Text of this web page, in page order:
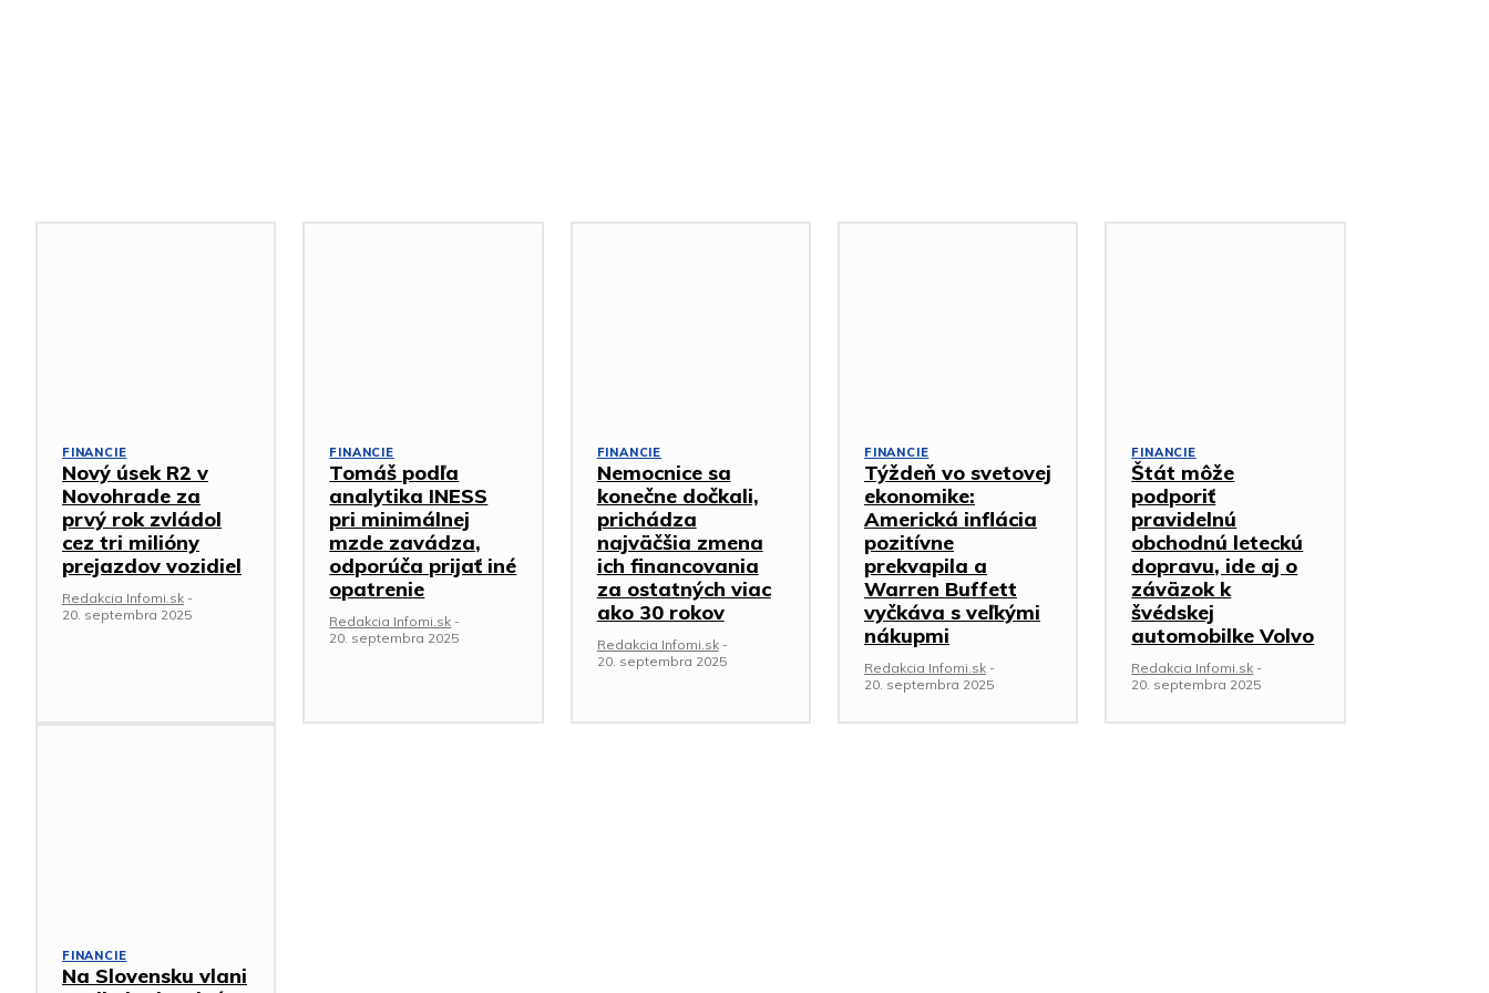
FINANCIE
Nový úsek R2 v
Novohrade za
prvý rok zvládol
cez tri milióny
prejazdov vozidiel
Redakcia Infomi.sk -
20. septembra 2025
FINANCIE
Tomáš podľa
analytika INESS
pri minimálnej
mzde zavádza,
odporúča prijať iné
opatrenie
Redakcia Infomi.sk -
20. septembra 2025
FINANCIE
Nemocnice sa
konečne dočkali,
prichádza
najväčšia zmena
ich financovania
za ostatných viac
ako 30 rokov
Redakcia Infomi.sk -
20. septembra 2025
FINANCIE
Týždeň vo svetovej
ekonomike:
Americká inflácia
pozitívne
prekvapila a
Warren Buffett
vyčkáva s veľkými
nákupmi
Redakcia Infomi.sk -
20. septembra 2025
FINANCIE
Štát môže
podporiť
pravidelnú
obchodnú leteckú
dopravu, ide aj o
záväzok k
švédskej
automobilke Volvo
Redakcia Infomi.sk -
20. septembra 2025
FINANCIE
Na Slovensku vlani